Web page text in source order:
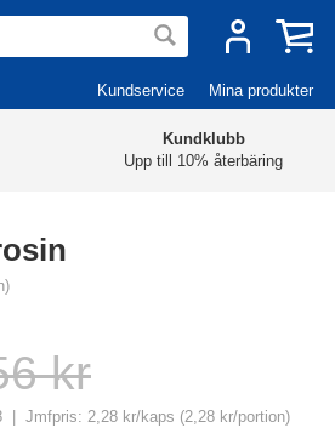
Kundservice Mina produkter
Kundklubb
Upp till 10% återbäring
kr
Jmfpris: 2,28 kr/kaps (2,28 kr/portion)